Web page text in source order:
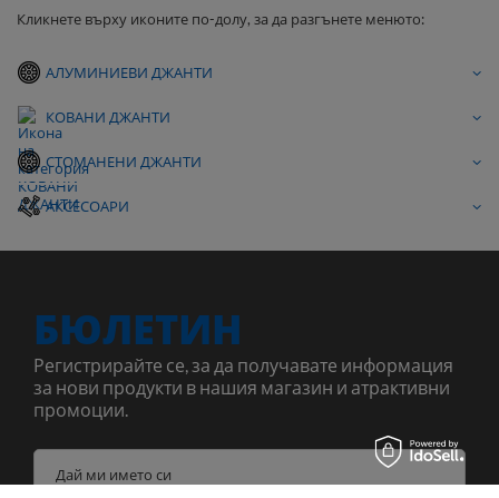
Кликнете върху иконите по-долу, за да разгънете менюто:
АЛУМИНИЕВИ ДЖАНТИ
КОВАНИ ДЖАНТИ
СТОМАНЕНИ ДЖАНТИ
АКСЕСОАРИ
БЮЛЕТИН
Регистрирайте се, за да получавате информация
за нови продукти в нашия магазин и атрактивни
промоции.
Дай ми името си